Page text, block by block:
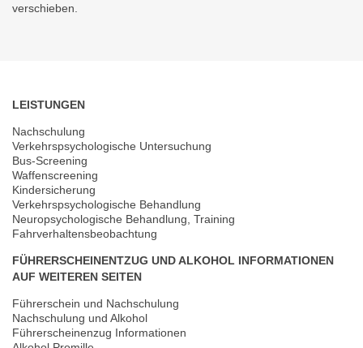
verschieben.
LEISTUNGEN
Nachschulung
Verkehrspsychologische Untersuchung
Bus-Screening
Waffenscreening
Kindersicherung
Verkehrspsychologische Behandlung
Neuropsychologische Behandlung, Training
Fahrverhaltensbeobachtung
FÜHRERSCHEINENTZUG UND ALKOHOL INFORMATIONEN
AUF WEITEREN SEITEN
Führerschein und Nachschulung
Nachschulung und Alkohol
Führerscheinenzug Informationen